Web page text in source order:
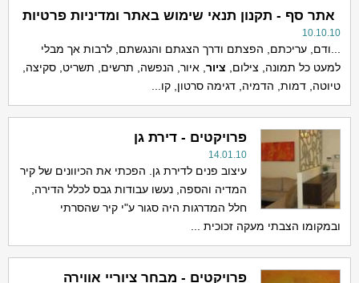
אתר סף - תקנון תנאי שימוש באתר ומדיניות פרטיות
10.10.10
...ודם, עריכתם, הפצתם ודרך הצגתם והנגשתם, לרבות אך מבלי
למעט כל תמונה, צילום, ציור , איור, הנפשה, תרשים, תשריט, סקיצה,
טיוטה, דמות, הדמיה, דגימה סרטון, קו...
פרויקטים - דירת גן
14.01.10
עיצוב פנים לדירת גן. הפכתי את הכיוונים של קיר
המדיה והספה, נעשו עבודות גבס לכלל הדירה,
חלל המדרגות היה סגור ע"י קיר שהסרתי
ובמקומו הצבתי מעקה זכוכית ...
פרויקטים - מבחר ציוריי אווירה